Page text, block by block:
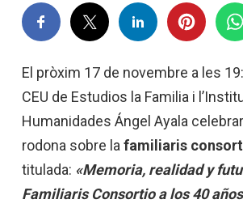
El pròxim 17 de novembre a les
CEU de Estudios la Familia i
Humanidades Ángel Ayala
rodona sobre la familiaris
titulada: «Memoria, realidad y
Familiaris Consortio a los 40